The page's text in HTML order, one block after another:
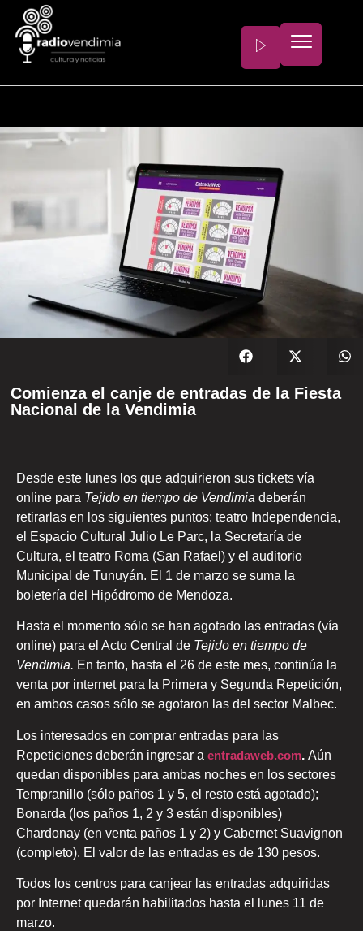
Comienza el canje de entradas de la Fiesta
Nacional de la Vendimia
Desde este lunes los que adquirieron sus tickets vía
online para Tejido en tiempo de Vendimia deberán
retirarlas en los siguientes puntos: teatro Independencia,
el Espacio Cultural Julio Le Parc, la Secretaría de
Cultura, el teatro Roma (San Rafael) y el auditorio
Municipal de Tunuyán. El 1 de marzo se suma la
boletería del Hipódromo de Mendoza.
Hasta el momento sólo se han agotado las entradas (vía
online) para el Acto Central de Tejido en tiempo de
Vendimia. En tanto, hasta el 26 de este mes, continúa la
venta por internet para la Primera y Segunda Repetición,
en ambos casos sólo se agotaron las del sector Malbec.
Los interesados en comprar entradas para las
Repeticiones deberán ingresar a entradaweb.com. Aún
quedan disponibles para ambas noches en los sectores
Tempranillo (sólo paños 1 y 5, el resto está agotado);
Bonarda (los paños 1, 2 y 3 están disponibles)
Chardonay (en venta paños 1 y 2) y Cabernet Suavignon
(completo). El valor de las entradas es de 130 pesos.
Todos los centros para canjear las entradas adquiridas
por Internet quedarán habilitados hasta el lunes 11 de
marzo.